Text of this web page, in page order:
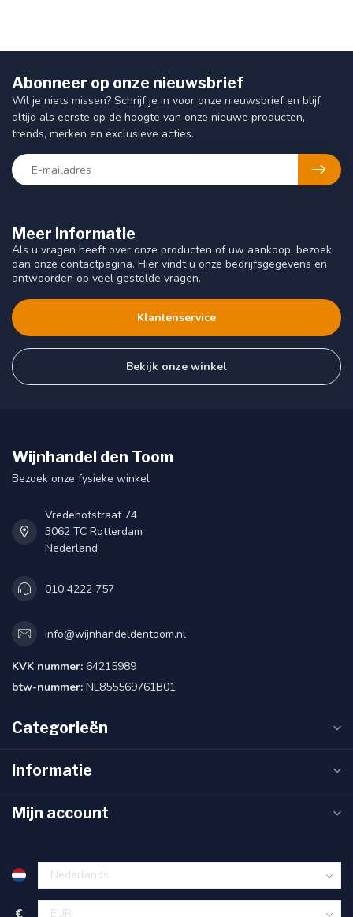
Meer informatie
Als u vragen heeft over onze producten of uw aankoop, bezoek
dan onze contactpagina. Hier vindt u onze bedrijfsgegevens en
antwoorden op veel gestelde vragen.
Klantenservice
Bekijk onze winkel
Abonneer op onze nieuwsbrief
Wil je niets missen? Schrijf je in voor onze nieuwsbrief en blijf
altijd als eerste op de hoogte van onze nieuwe producten,
trends, merken en exclusieve acties.
Wijnhandel den Toom
Bezoek onze fysieke winkel
Vredehofstraat 74
3062 TC Rotterdam
Nederland
010 4222 757
info@wijnhandeldentoom.nl
KVK nummer: 64215989
btw-nummer: NL855569761B01
Categorieën
Informatie
Mijn account